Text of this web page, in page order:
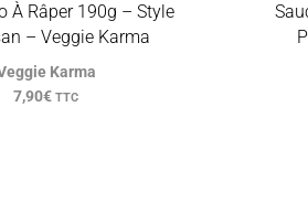
À Râper 190g – Style
– Veggie Karma
Karma
7,90€ TTC